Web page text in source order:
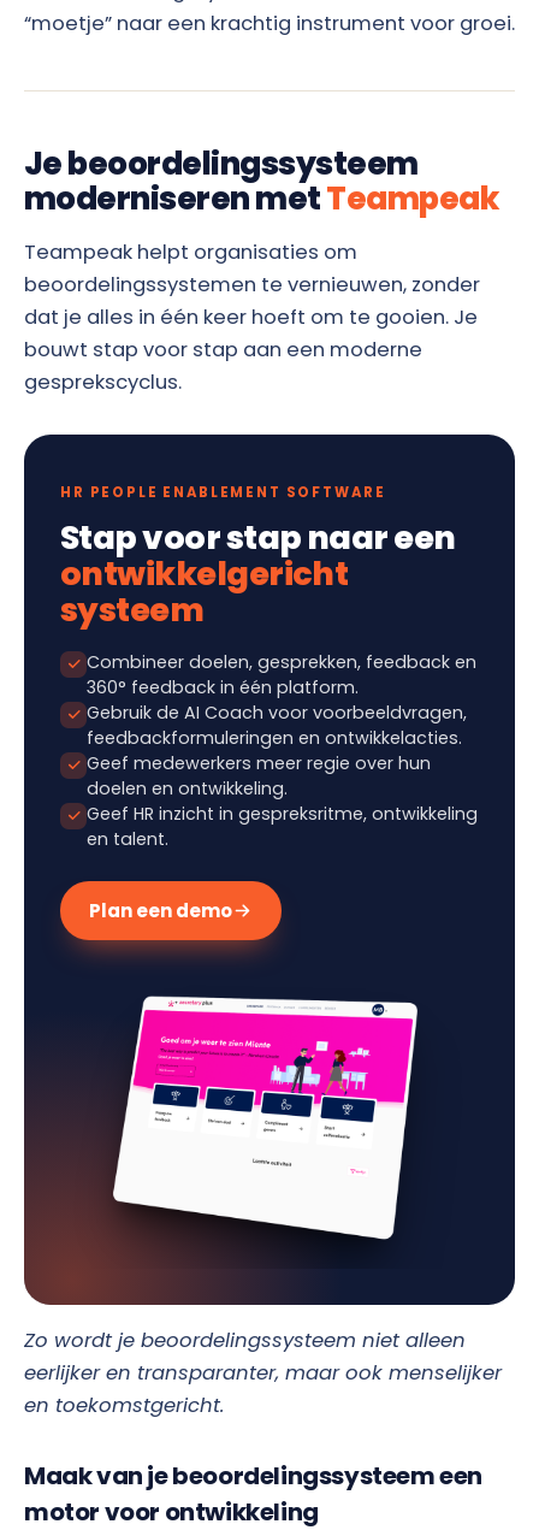
“moetje” naar een krachtig instrument voor groei.
Je beoordelingssysteem
moderniseren metTeampeak
Teampeak helpt organisaties om
beoordelingssystemen te vernieuwen, zonder
dat je alles in één keer hoeft om te gooien. Je
bouwt stap voor stap aan een moderne
gesprekscyclus.
HR PEOPLE ENABLEMENT SOFTWARE
Stap voor stap naar een
ontwikkelgericht
systeem
Combineer doelen, gesprekken, feedback en
360° feedback in één platform.
Gebruik de AI Coach voor voorbeeldvragen,
feedbackformuleringen en ontwikkelacties.
Geef medewerkers meer regie over hun
doelen en ontwikkeling.
Geef HR inzicht in gespreksritme, ontwikkeling
en talent.
Plan een demo
Zo wordt je beoordelingssysteem niet alleen
eerlijker en transparanter, maar ook menselijker
en toekomstgericht.
Maak van je beoordelingssysteem een
motor voor ontwikkeling